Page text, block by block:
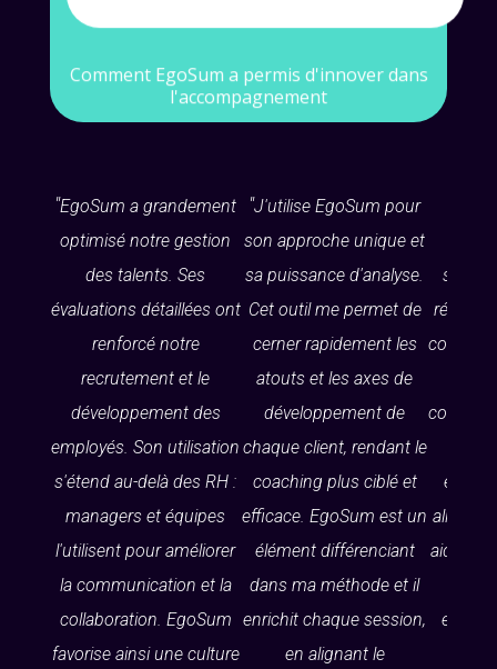
Comment EgoSum a permis d'innover dans
l'accompagnement
"EgoSum a grandement
optimisé notre gestion
des talents. Ses
évaluations détaillées ont
renforcé notre
recrutement et le
développement des
employés. Son utilisation
s'étend au-delà des RH :
managers et équipes
l'utilisent pour améliorer
la communication et la
collaboration. EgoSum
favorise ainsi une culture
"J'utilise EgoSum pour
son approche unique et
sa puissance d'analyse.
Cet outil me permet de
cerner rapidement les
atouts et les axes de
développement de
chaque client, rendant le
coaching plus ciblé et
efficace. EgoSum est un
élément différenciant
dans ma méthode et il
enrichit chaque session,
en alignant le
révèle
alignée.
aidés à